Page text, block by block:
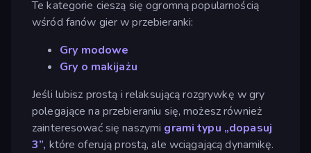
Te kategorie cieszą się ogromną popularnością
wśród fanów gier w przebieranki:
Gry modowe
Gry o makijażu
Jeśli lubisz prostą i relaksującą rozgrywkę w gry
polegające na przebieraniu się, możesz również
zainteresować się naszymi grami typu „dopasuj
3”, które oferują prostą, ale wciągającą dynamikę.